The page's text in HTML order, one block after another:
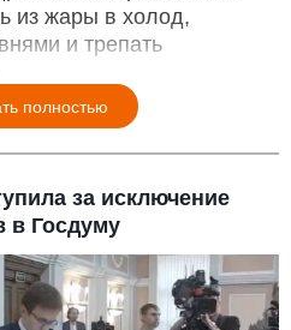
из жары в холод,
и трепать
полностью
за исключение
в Госдуму